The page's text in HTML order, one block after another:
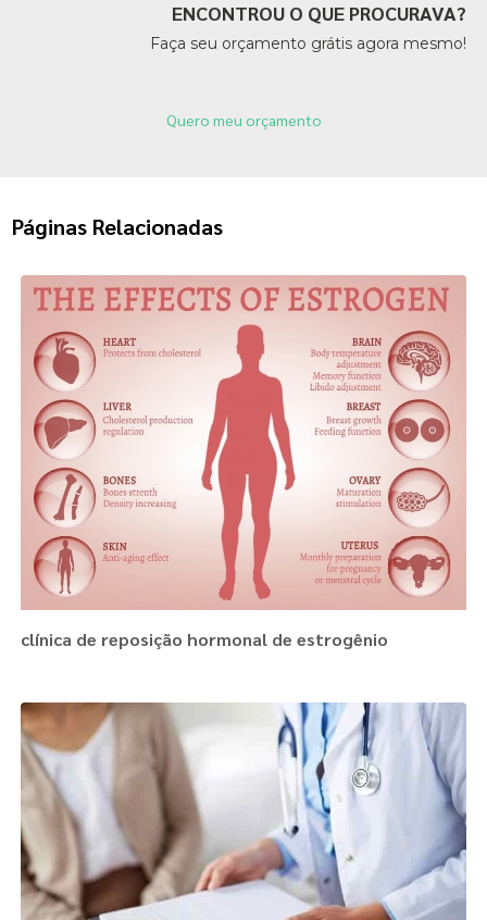
ENCONTROU O QUE PROCURAVA?
Faça seu orçamento grátis agora mesmo!
Quero meu orçamento
Páginas Relacionadas
clínica de reposição hormonal de estrogênio